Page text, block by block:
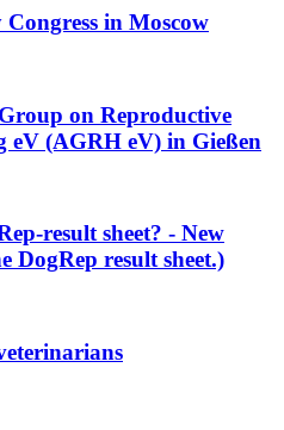
in Moscow
on Reproductive
eV (AGRH eV) in Gießen
result sheet? - New
DogRep result sheet.)